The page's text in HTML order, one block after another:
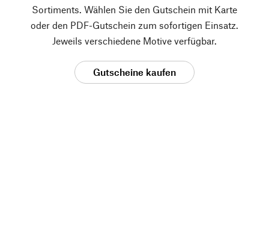
Sortiments. Wählen Sie den Gutschein mit Karte
oder den PDF-Gutschein zum sofortigen Einsatz.
Jeweils verschiedene Motive verfügbar.
Gutscheine kaufen